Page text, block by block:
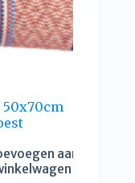
50x70cm
aan